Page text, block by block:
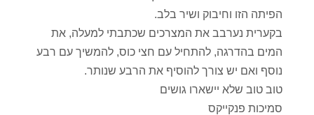
הפיתה הזו וחיבוק ושיר בלב.
בקערית נערבב את המצרכים שכתבתי למעלה, את
המים בהדרגה, להתחיל עם חצי כוס, להמשיך עם רבע
נוסף ואם יש צורך להוסיף את הרבע שנותר.
טוב טוב שלא יישארו גושים
סמיכות פנקייקס